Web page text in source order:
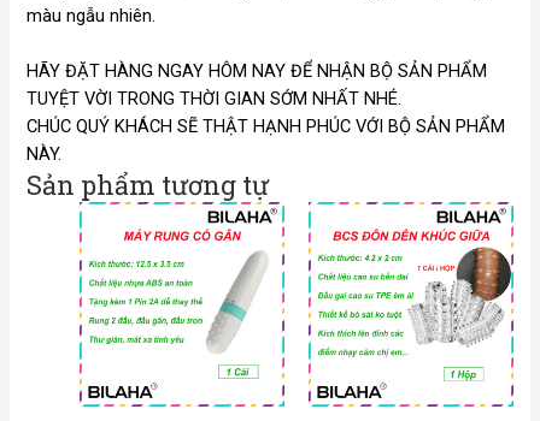
màu ngẫu nhiên.
HÃY ĐẶT HÀNG NGAY HÔM NAY ĐỂ NHẬN BỘ SẢN PHẨM
TUYỆT VỜI TRONG THỜI GIAN SỚM NHẤT NHÉ.
CHÚC QUÝ KHÁCH SẼ THẬT HẠNH PHÚC VỚI BỘ SẢN PHẨM
NÀY.
Sản phẩm tương tự